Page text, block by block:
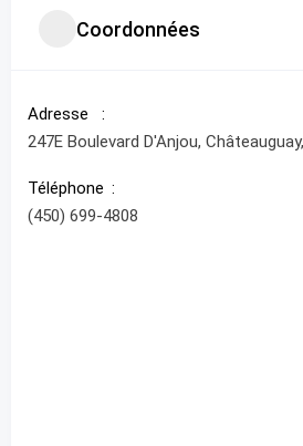
Coordonnées
Adresse
247E Boulevard D'Anjou,
Téléphone
(450) 699-4808